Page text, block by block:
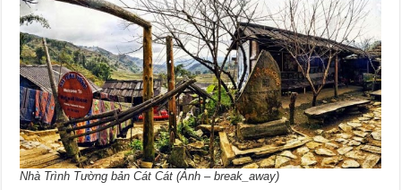
Nhà Trình Tường bản Cát Cát (Ảnh – break_away)